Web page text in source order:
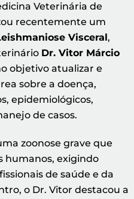
Veterinária de
recentemente um
Visceral,
Dr. Vitor Márcio
objetivo atualizar e
sobre a doença,
epidemiológicos,
de casos.
zoonose grave que
humanos, exigindo
de saúde e da
o Dr. Vitor destacou a